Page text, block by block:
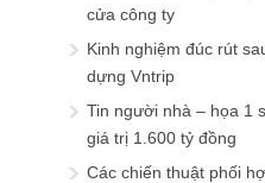
cửa công ty
Kinh nghiệm đúc rút
dựng Vntrip
Tin người nhà – họa 1
giá trị 1.600 tỷ đồng
Các chiến thuật phối